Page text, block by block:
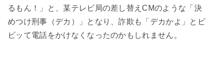
るもん！」と、某テレビ局の差し替えCMのような「決
めつけ刑事（デカ）」となり、詐欺も「デカかよ」とビ
ビッて電話をかけなくなったのかもしれません。